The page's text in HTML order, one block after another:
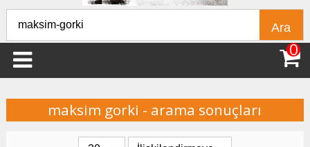
Ara
0
maksim gorki - arama sonuçları